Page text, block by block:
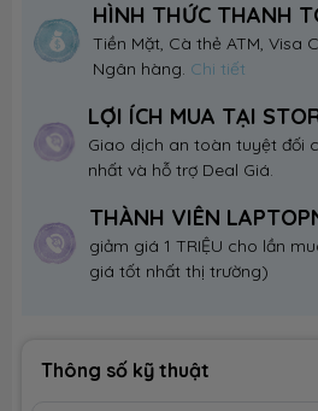
HÌNH THỨC THANH
Tiền Mặt, Cà thẻ ATM, Visa
Ngân hàng. Chi tiết
LỢI ÍCH MUA TẠI
Giao dịch an toàn tuyệt đối
nhất và hỗ trợ Deal Giá.
THÀNH VIÊN
giảm giá 1 TRIỆU cho lần
giá tốt nhất thị trường)
Thông số kỹ thuật